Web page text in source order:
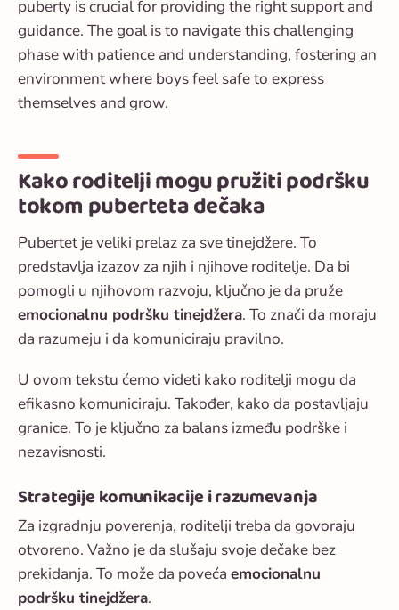
puberty is crucial for providing the right support and
guidance. The goal is to navigate this challenging
phase with patience and understanding, fostering an
environment where boys feel safe to express
themselves and grow.
Kako roditelji mogu pružiti podršku
tokom puberteta dečaka
Pubertet je veliki prelaz za sve tinejdžere. To
predstavlja izazov za njih i njihove roditelje. Da bi
pomogli u njihovom razvoju, ključno je da pruže
emocionalnu podršku tinejdžera. To znači da moraju
da razumeju i da komuniciraju pravilno.
U ovom tekstu ćemo videti kako roditelji mogu da
efikasno komuniciraju. Također, kako da postavljaju
granice. To je ključno za balans između podrške i
nezavisnosti.
Strategije komunikacije i razumevanja
Za izgradnju poverenja, roditelji treba da govoraju
otvoreno. Važno je da slušaju svoje dečake bez
prekidanja. To može da poveća emocionalnu
podršku tinejdžera.